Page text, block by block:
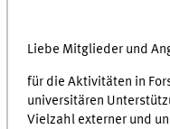
Liebe Mitglieder und
für die Aktivitäten in
universitären
Vielzahl externer und